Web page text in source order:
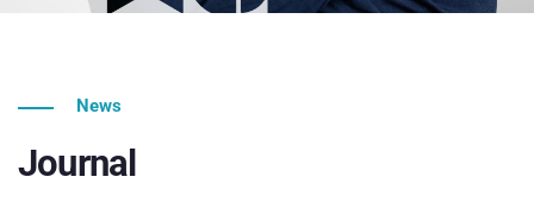
News
Journal